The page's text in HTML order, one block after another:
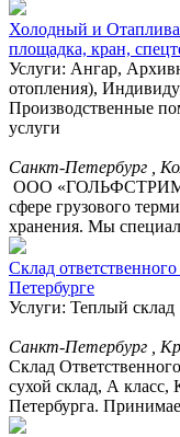
Холодный и
площадка, кран,
Услуги: Ангар,
отопления),
Производственные
услуги
Санкт-Петербург ,
ООО «ГОЛЬФСТРИМ»
сфере грузового
хранения. Мы
Склад
Петербурге
Услуги: Теплый склад
Санкт-Петербург ,
Склад
сухой склад, А класс,
Петербурга.